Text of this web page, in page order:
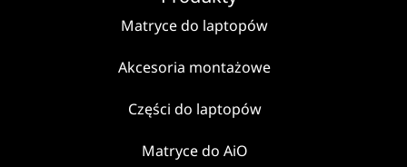
Matryce do laptopów
Akcesoria montażowe
Części do laptopów
Matryce do AiO